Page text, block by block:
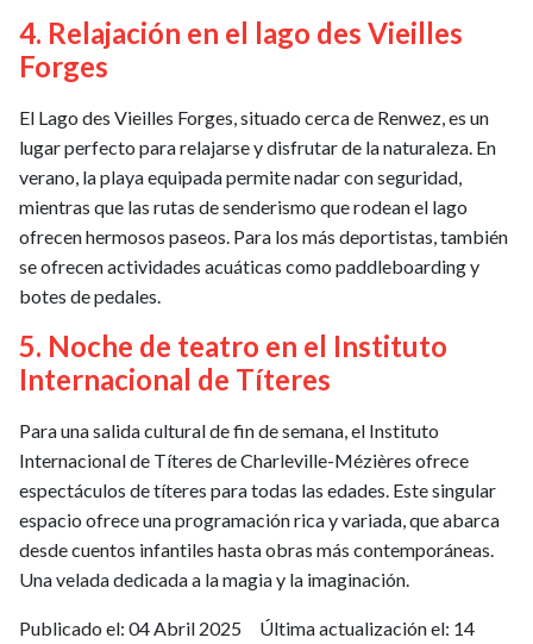
4. Relajación en el lago des Vieilles
Forges
El Lago des Vieilles Forges, situado cerca de Renwez, es un
lugar perfecto para relajarse y disfrutar de la naturaleza. En
verano, la playa equipada permite nadar con seguridad,
mientras que las rutas de senderismo que rodean el lago
ofrecen hermosos paseos. Para los más deportistas, también
se ofrecen actividades acuáticas como paddleboarding y
botes de pedales.
5. Noche de teatro en el Instituto
Internacional de Títeres
Para una salida cultural de fin de semana, el Instituto
Internacional de Títeres de Charleville-Mézières ofrece
espectáculos de títeres para todas las edades. Este singular
espacio ofrece una programación rica y variada, que abarca
desde cuentos infantiles hasta obras más contemporáneas.
Una velada dedicada a la magia y la imaginación.
Publicado el: 04 Abril 2025 Última actualización el: 14